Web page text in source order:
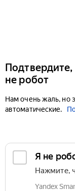
Подтвердите,
не робот
Нам очень жаль, но
автоматические.